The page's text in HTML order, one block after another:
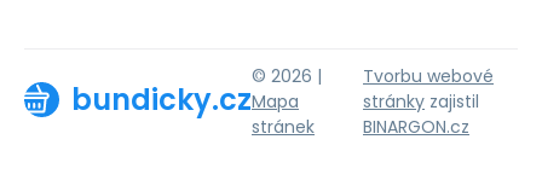
bundicky.cz
© 2026 |
Mapa
stránek
Tvorbu webové
stránky zajistil
BINARGON.cz